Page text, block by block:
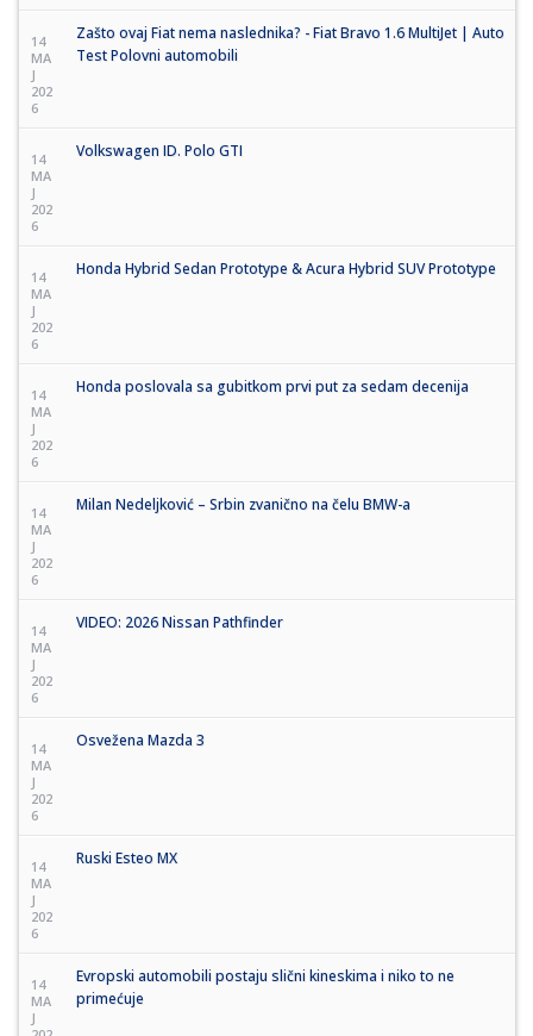
14
MA
J
202
6
Zašto ovaj Fiat nema naslednika? - Fiat Bravo 1.6 MultiJet | Auto
Test Polovni automobili
14
MA
J
202
6
Volkswagen ID. Polo GTI
14
MA
J
202
6
Honda Hybrid Sedan Prototype & Acura Hybrid SUV Prototype
14
MA
J
202
6
Honda poslovala sa gubitkom prvi put za sedam decenija
14
MA
J
202
6
Milan Nedeljković – Srbin zvanično na čelu BMW-a
14
MA
J
202
6
VIDEO: 2026 Nissan Pathfinder
14
MA
J
202
6
Osvežena Mazda 3
14
MA
J
202
6
Ruski Esteo MX
14
MA
J
Evropski automobili postaju slični kineskima i niko to ne
primećuje